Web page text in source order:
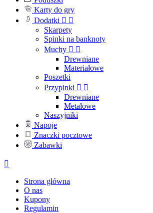
Karty do gry
Dodatki  
Skarpety
Spinki na banknoty
Muchy  
Drewniane
Materiałowe
Poszetki
Przypinki  
Drewniane
Metalowe
Naszyjniki
Napoje
Znaczki pocztowe
Zabawki

Strona główna
O nas
Kupony
Regulamin